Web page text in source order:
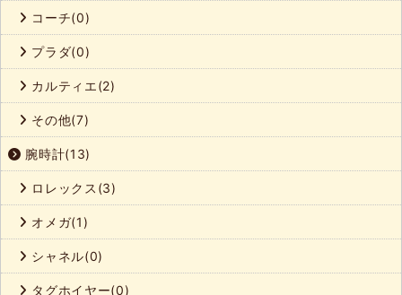
コーチ(0)
プラダ(0)
カルティエ(2)
その他(7)
腕時計(13)
ロレックス(3)
オメガ(1)
シャネル(0)
タグホイヤー(0)